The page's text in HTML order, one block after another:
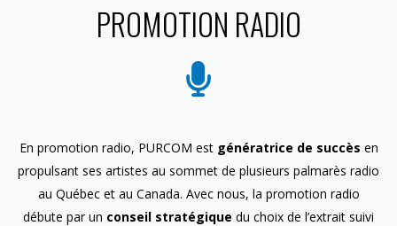
PROMOTION RADIO
En promotion radio, PURCOM est génératrice de succès en
propulsant ses artistes au sommet de plusieurs palmarès radio
au Québec et au Canada. Avec nous, la promotion radio
débute par un conseil stratégique du choix de l’extrait suivi